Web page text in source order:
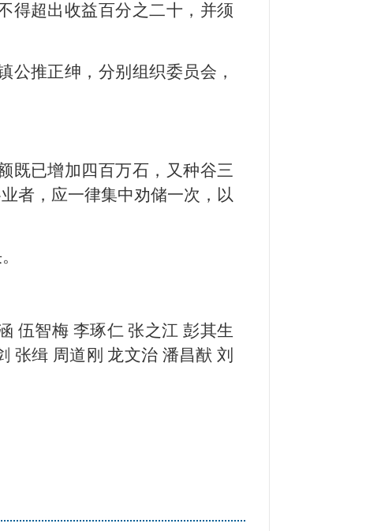
得超出收益百分之二十，并须
公推正绅，分别组织委员会，
既已增加四百万石，又种谷三
者，应一律集中劝储一次，以
伍智梅 李琢仁 张之江 彭其生
张缉 周道刚 龙文治 潘昌猷 刘